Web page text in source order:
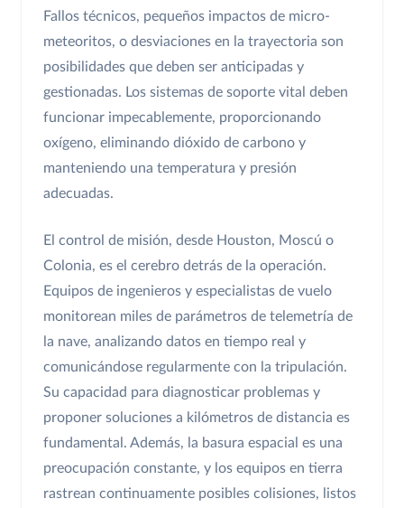
Fallos técnicos, pequeños impactos de micro-
meteoritos, o desviaciones en la trayectoria son
posibilidades que deben ser anticipadas y
gestionadas. Los sistemas de soporte vital deben
funcionar impecablemente, proporcionando
oxígeno, eliminando dióxido de carbono y
manteniendo una temperatura y presión
adecuadas.
El control de misión, desde Houston, Moscú o
Colonia, es el cerebro detrás de la operación.
Equipos de ingenieros y especialistas de vuelo
monitorean miles de parámetros de telemetría de
la nave, analizando datos en tiempo real y
comunicándose regularmente con la tripulación.
Su capacidad para diagnosticar problemas y
proponer soluciones a kilómetros de distancia es
fundamental. Además, la basura espacial es una
preocupación constante, y los equipos en tierra
rastrean continuamente posibles colisiones, listos